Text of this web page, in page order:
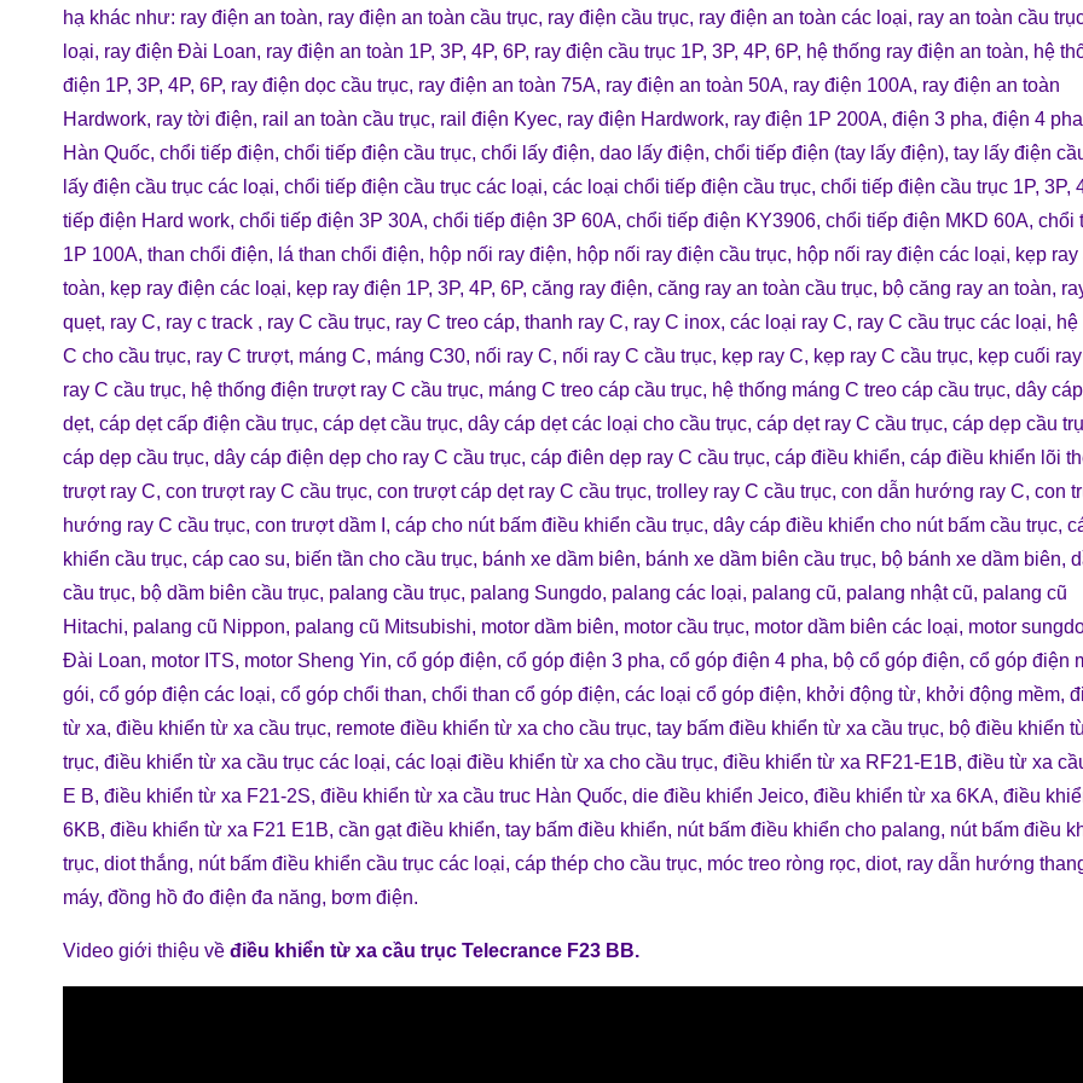
hạ khác như: ray điện an toàn, ray điện an toàn cầu trục, ray điện cầu trục, ray điện an toàn các loại, ray an toàn cầu
loại, ray điện Đài Loan, ray điện an toàn 1P, 3P, 4P, 6P, ray điện cầu trục 1P, 3P, 4P, 6P, hệ thống ray điện an toàn, hệ
điện 1P, 3P, 4P, 6P, ray điện dọc cầu trục, ray điện an toàn 75A, ray điện an toàn 50A, ray điện 100A, ray điện an toàn
Hardwork, ray tời điện, rail an toàn cầu trục, rail điện Kyec, ray điện Hardwork, ray điện 1P 200A, điện 3 pha, điện 4 pha
Hàn Quốc, chổi tiếp điện, chổi tiếp điện cầu trục, chổi lấy điện, dao lấy điện, chổi tiếp điện (tay lấy điện), tay lấy điện
lấy điện cầu trục các loại, chổi tiếp điện cầu trục các loại, các loại chổi tiếp điện cầu trục, chổi tiếp điện cầu trục 1P, 3P,
tiếp điện Hard work, chổi tiếp điện 3P 30A, chổi tiếp điện 3P 60A, chổi tiếp điện KY3906, chổi tiếp điện MKD 60A, chổi
1P 100A, than chổi điện, lá than chổi điện, hộp nối ray điện, hộp nối ray điện cầu trục, hộp nối ray điện các loại, kẹp ray
toàn, kẹp ray điện các loại, kẹp ray điện 1P, 3P, 4P, 6P, căng ray điện, căng ray an toàn cầu trục, bộ căng ray an toàn,
quẹt, ray C, ray c track , ray C cầu trục, ray C treo cáp, thanh ray C, ray C inox, các loại ray C, ray C cầu trục các loại, hệ
C cho cầu trục, ray C trượt, máng C, máng C30, nối ray C, nối ray C cầu trục, kẹp ray C, kẹp ray C cầu trục, kẹp cuối
ray C cầu trục, hệ thống điện trượt ray C cầu trục, máng C treo cáp cầu trục, hệ thống máng C treo cáp cầu trục, dây
dẹt, cáp dẹt cấp điện cầu trục, cáp dẹt cầu trục, dây cáp dẹt các loại cho cầu trục, cáp dẹt ray C cầu trục, cáp dẹp cầu
cáp dẹp cầu trục, dây cáp điện dẹp cho ray C cầu trục, cáp điên dẹp ray C cầu trục, cáp điều khiển, cáp điều khiển lõi
trượt ray C, con trượt ray C cầu trục, con trượt cáp dẹt ray C cầu trục, trolley ray C cầu trục, con dẫn hướng ray C, con
hướng ray C cầu trục, con trượt dầm I , cáp cho nút bấm điều khiển cầu trục, dây cáp điều khiển cho nút bấm cầu trục,
khiển cầu trục, cáp cao su, biến tần cho cầu trục, bánh xe dầm biên, bánh xe dầm biên cầu trục, bộ bánh xe dầm biên,
cầu trục, bộ dầm biên cầu trục, palang cầu trục, palang Sungdo, palang các loại, palang cũ, palang nhật cũ, palang cũ
Hitachi, palang cũ Nippon, palang cũ Mitsubishi, motor dầm biên, motor cầu trục, motor dầm biên các loại, motor
Đài Loan, motor ITS, motor Sheng Yin, cổ góp điện, cổ góp điện 3 pha, cổ góp điện 4 pha, bộ cổ góp điện, cổ góp điện
gói, cổ góp điện các loại, cổ góp chổi than, chổi than cổ góp điện, các loại cổ góp điện, khởi động từ, khởi động mềm,
từ xa, điều khiển từ xa cầu trục, remote điều khiển từ xa cho cầu trục, tay bấm điều khiển từ xa cầu trục, bộ điều khiển
trục, điều khiển từ xa cầu trục các loại, các loại điều khiển từ xa cho cầu trục, điều khiển từ xa RF21-E1B, điều từ xa
E B, điều khiển từ xa F21-2S, điều khiển từ xa cầu truc Hàn Quốc, die điều khiển Jeico, điều khiển từ xa 6KA, điều
6KB, điều khiển từ xa F21 E1B, cần gạt điều khiển, tay bấm điều khiển, nút bấm điều khiển cho palang, nút bấm điều
trục, diot thắng, nút bấm điều khiển cầu trục các loại, cáp thép cho cầu trục, móc treo ròng rọc, diot, ray dẫn hướng
máy, đồng hồ đo điện đa năng, bơm điện.
Video giới thiệu về điều khiển từ xa cầu trục Telecrance F23 BB.